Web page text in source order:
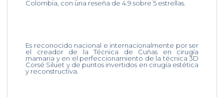
Colombia, con una reseña de 4.9 sobre 5 estrellas.
Es reconocido nacional e internacionalmente por ser
el creador de la Técnica de Cuñas en cirugía
mamaria y en el perfeccionamiento de la técnica 3D
Corsé Siluet y de puntos invertidos en cirugía estética
y reconstructiva.